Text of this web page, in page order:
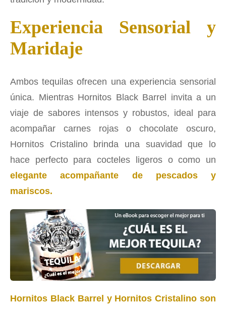
Experiencia Sensorial y
Maridaje
Ambos tequilas ofrecen una experiencia sensorial
única. Mientras Hornitos Black Barrel invita a un
viaje de sabores intensos y robustos, ideal para
acompañar carnes rojas o chocolate oscuro,
Hornitos Cristalino brinda una suavidad que lo
hace perfecto para cocteles ligeros o como un
elegante acompañante de pescados y
mariscos.
Hornitos Black Barrel y Hornitos Cristalino son